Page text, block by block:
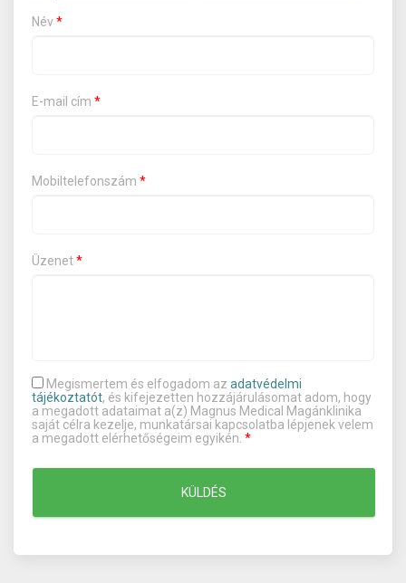
Név*
E-mail cím *
Mobiltelefonszám *
Üzenet*
Megismertem és elfogadom az adatvédelmi
tájékoztatót, és kifejezetten hozzájárulásomat adom, hogy
a megadott adataimat a(z) Magnus Medical Magánklinika
saját célra kezelje, munkatársai kapcsolatba lépjenek velem
a megadott elérhetőségeim egyikén. *
KÜLDÉS